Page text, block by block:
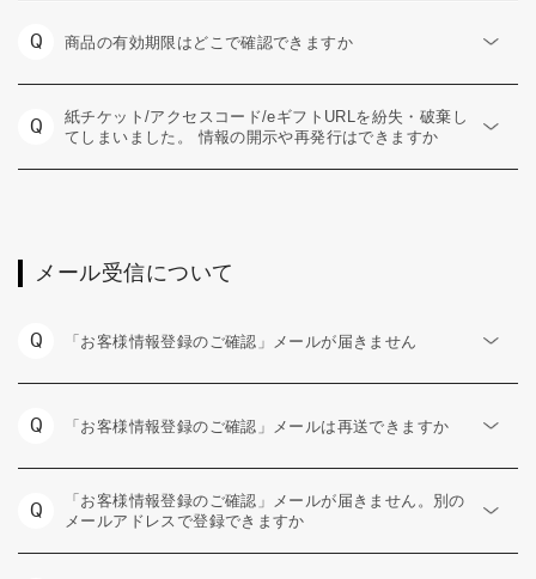
Q 商品の有効期限はどこで確認できますか
Q
紙チケット/アクセスコード/eギフトURLを紛失・破棄し
てしまいました。 情報の開示や再発行はできますか
メール受信について
Q 「お客様情報登録のご確認」メールが届きません
Q 「お客様情報登録のご確認」メールは再送できますか
Q
「お客様情報登録のご確認」メールが届きません。別の
メールアドレスで登録できますか